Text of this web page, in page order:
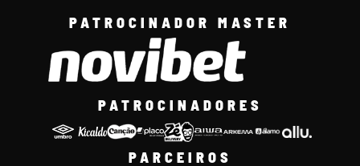
PATROCINADOR MASTER
PATROCINADORES
PARCEIROS